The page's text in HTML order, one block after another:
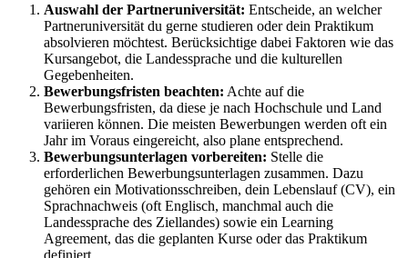
Auswahl der Partneruniversität: Entscheide, an welcher
Partneruniversität du gerne studieren oder dein Praktikum
absolvieren möchtest. Berücksichtige dabei Faktoren wie das
Kursangebot, die Landessprache und die kulturellen
Gegebenheiten.
Bewerbungsfristen beachten: Achte auf die
Bewerbungsfristen, da diese je nach Hochschule und Land
variieren können. Die meisten Bewerbungen werden oft ein
Jahr im Voraus eingereicht, also plane entsprechend.
Bewerbungsunterlagen vorbereiten: Stelle die
erforderlichen Bewerbungsunterlagen zusammen. Dazu
gehören ein Motivationsschreiben, dein Lebenslauf (CV), ein
Sprachnachweis (oft Englisch, manchmal auch die
Landessprache des Ziellandes) sowie ein Learning
Agreement, das die geplanten Kurse oder das Praktikum
definiert.